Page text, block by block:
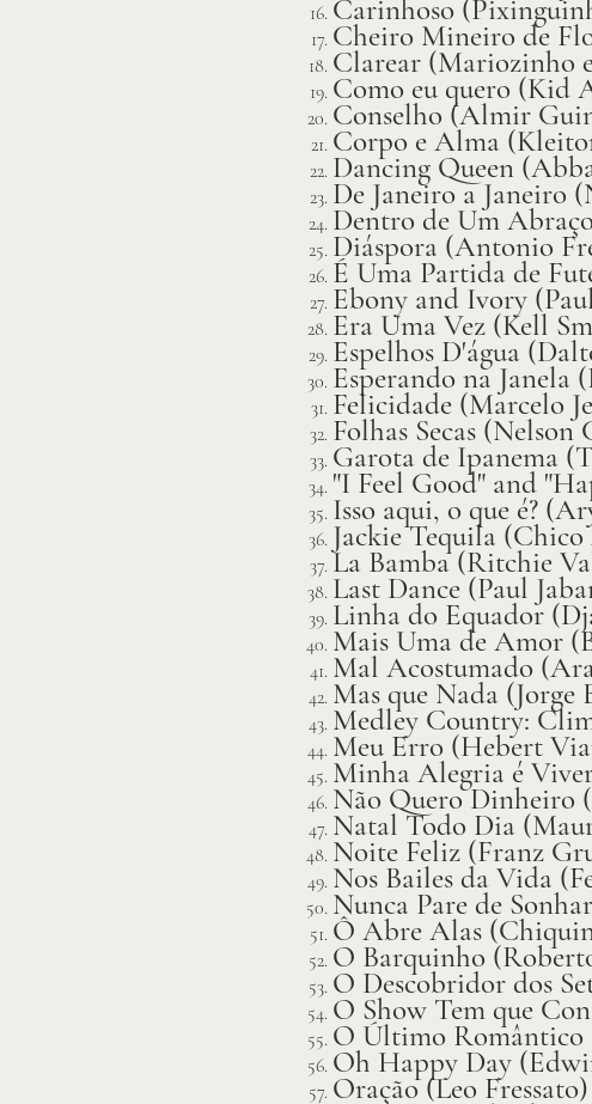
Carinhoso
Cheiro Mineiro de
Clarear (Mariozinho
Como eu quero (Kid
Conselho (Almir
Corpo e Alma
Dancing Queen
De Janeiro a Janeiro
Dentro de Um
Diáspora (Antonio
É Uma Partida de
Ebony and Ivory
Era Uma Vez (Kell
Espelhos D'água
Esperando na Janela
Felicidade (Marcelo
Folhas Secas (Nelson
Garota de Ipanema
"I Feel Good" and
Isso aqui, o que é?
Jackie Tequila
La Bamba (Ritchie
Last Dance (Paul
Linha do Equador
Mais Uma de Amor
Mal Acostumado
Mas que Nada (Jorge
Medley Country:
Meu Erro (Hebert
Minha Alegria é
Não Quero Dinheiro
Natal Todo Dia
Noite Feliz (Franz
Nos Bailes da Vida
Nunca Pare de
Ô Abre Alas
O Barquinho
O Descobridor dos
O Show Tem que
O Último Romântico
Oh Happy Day
Oração (Leo Fressato)